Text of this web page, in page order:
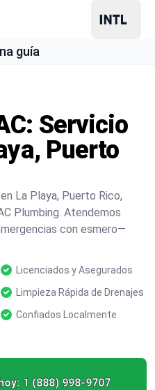
guía
Servicio
Puerto
La Playa, Puerto Rico,
Plumbing. Atendemos
con esmero—
Licenciados y Asegurados
Limpieza Rápida de Drenajes
Confiados Localmente
1 (888) 998-9707